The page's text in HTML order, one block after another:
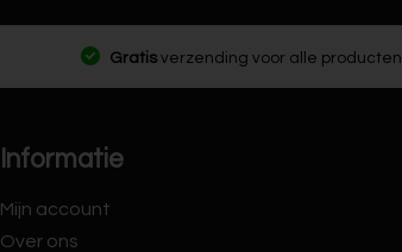
Gratis verzending voor alle producten
Informatie
Mijn account
Over ons